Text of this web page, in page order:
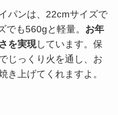
パンは、22cmサイズで
も560gと軽量。 お年
を実現しています。保
じっくり火を通し、お
き上げてくれますよ。